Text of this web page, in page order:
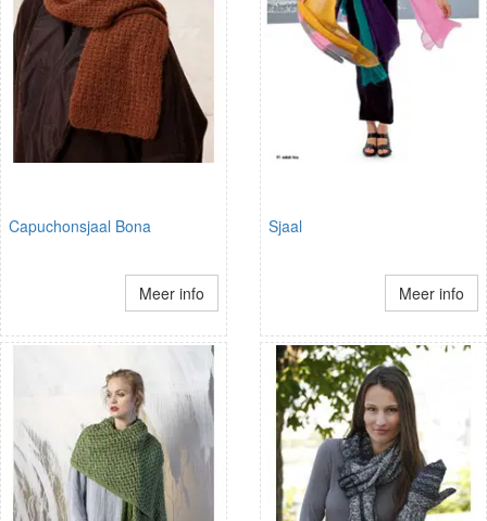
Capuchonsjaal Bona
Meer info
Sjaal
Meer info